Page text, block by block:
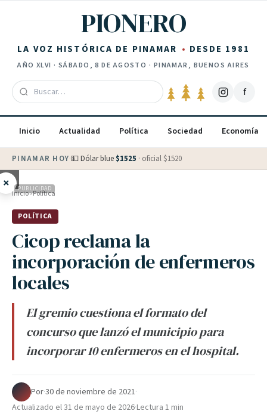
PIONERO
LA VOZ HISTÓRICA DE PINAMAR DESDE 1981
AÑO XLVI · SÁBADO, 8 DE AGOSTO · PINAMAR, BUENOS AIRES
f
Inicio Actualidad Política Sociedad Economía
PINAMAR HOY·💵 Dólar blue $1525 · oficial $1520
× PUBLICIDAD
Inicio›Política
POLÍTICA
Cicop reclama la
incorporación de enfermeros
locales
El gremio cuestiona el formato del
concurso que lanzó el municipio para
incorporar 10 enfermeros en el hospital.
Por·30 de noviembre de 2021·
Actualizado el31 de mayo de 2026·Lectura 1 min